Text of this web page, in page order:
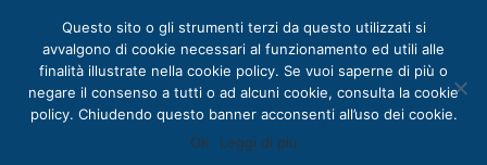
Questo sito o gli strumenti terzi da questo utilizzati si
avvalgono di cookie necessari al funzionamento ed utili alle
finalità illustrate nella cookie policy. Se vuoi saperne di più o
negare il consenso a tutti o ad alcuni cookie, consulta la cookie
policy. Chiudendo questo banner acconsenti all’uso dei cookie.
Ok
Leggi di più